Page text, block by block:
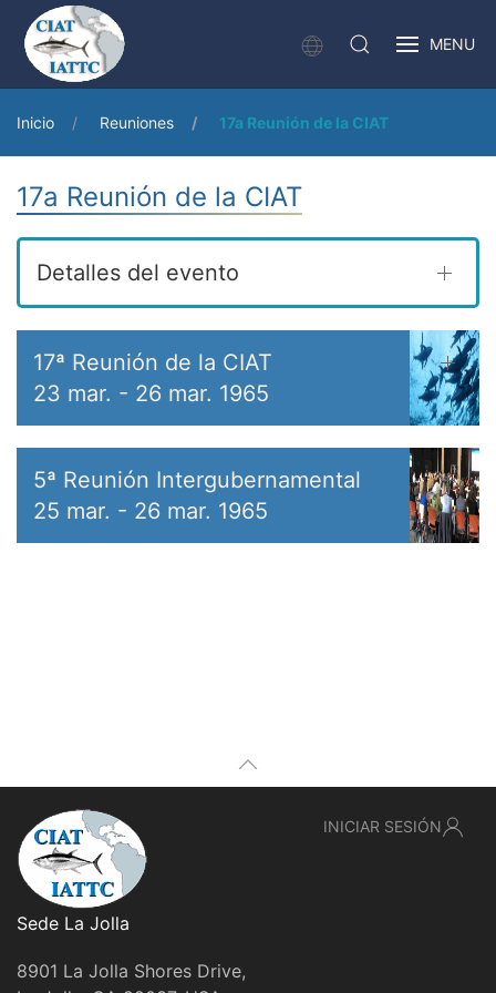
MENU
Inicio Reuniones 17a Reunión de la CIAT
17a Reunión de la CIAT
Detalles del evento
17ª Reunión de la CIAT
23 mar. - 26 mar. 1965
5ª Reunión Intergubernamental
25 mar. - 26 mar. 1965
Sede La Jolla
8901 La Jolla Shores Drive,
INICIAR SESIÓN